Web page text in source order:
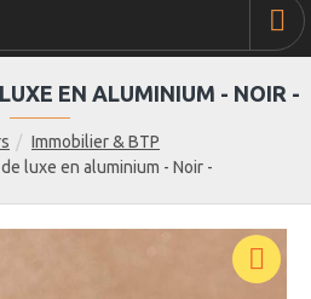
Immobilier & BTP
luxe en aluminium - Noir -
EN ALUMINIUM - NOIR -